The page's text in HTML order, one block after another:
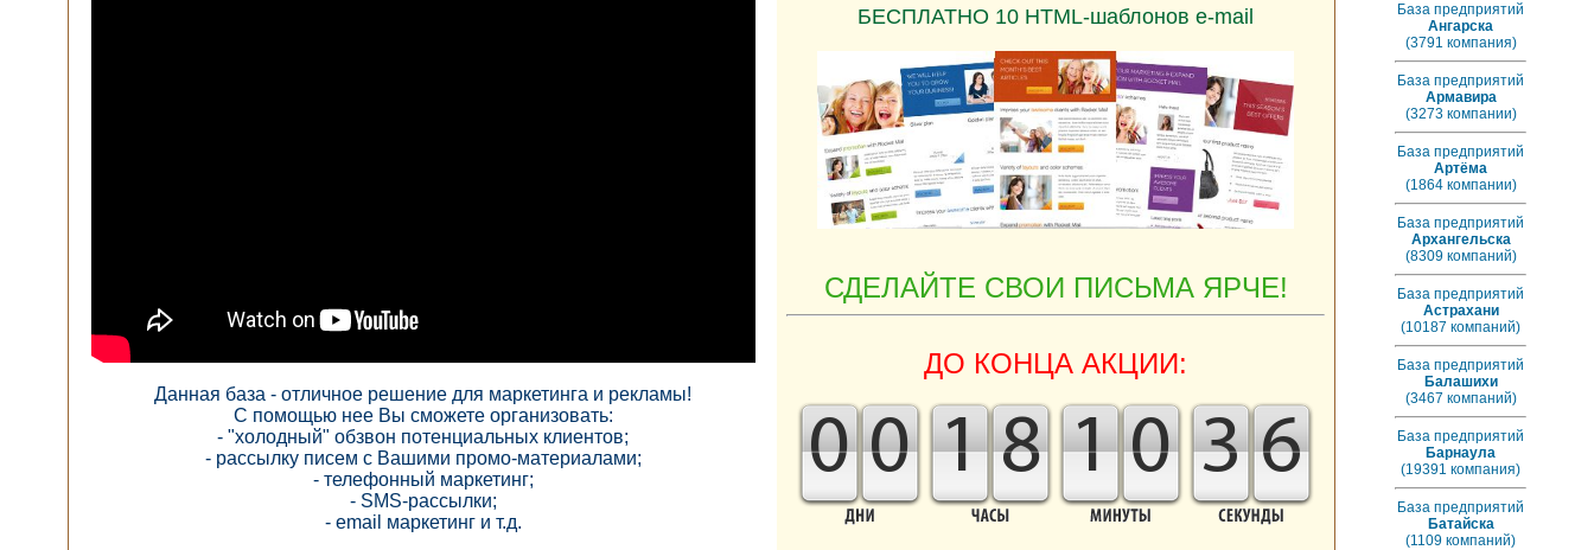
Данная база - отличное решение для маркетинга и рекламы!
С помощью нее Вы сможете организовать:
- "холодный" обзвон потенциальных клиентов;
- рассылку писем с Вашими промо-материалами;
- телефонный маркетинг;
- SMS-рассылки;
- email маркетинг и т.д.
БЕСПЛАТНО 10 HTML-шаблонов e-mail
СДЕЛАЙТЕ СВОИ ПИСЬМА ЯРЧЕ!
ДО КОНЦА АКЦИИ:
0 0 1 8 1 0 3 5
База предприятий
Ангарска
(3791 компания)
База предприятий
Армавира
(3273 компании)
База предприятий
Артёма
(1864 компании)
База предприятий
Архангельска
(8309 компаний)
База предприятий
Астрахани
(10187 компаний)
База предприятий
Балашихи
(3467 компаний)
База предприятий
Барнаула
(19391 компания)
База предприятий
Батайска
(1109 компаний)